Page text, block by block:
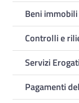
Beni
Controlli e
Servizi
Pagamenti